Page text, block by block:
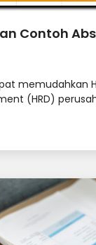
Contoh
memudahkan
(HRD)